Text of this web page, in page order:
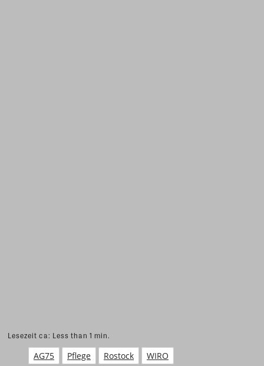
Lesezeit ca: Less than 1 min.
AG75 Pflege Rostock WIRO